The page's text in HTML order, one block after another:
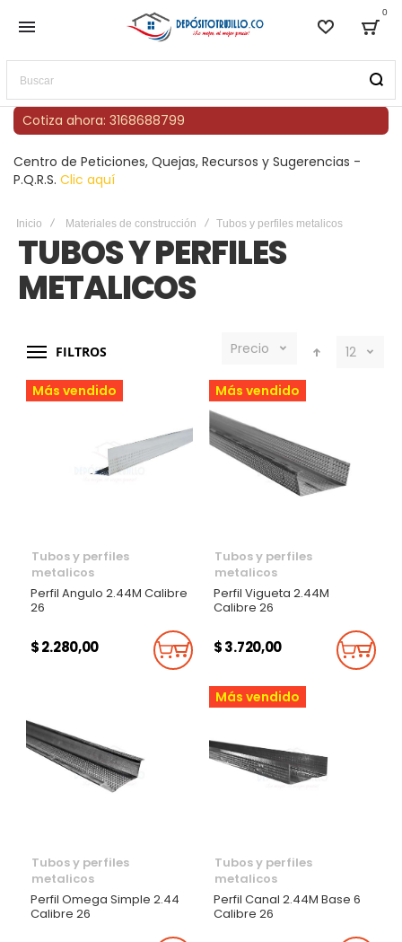
Lista de
0
Buscar
Cotiza ahora: 3168688799
Centro de Peticiones, Quejas, Recursos y Sugerencias -
P.Q.R.S. Clic aquí
Inicio Materiales de construcción Tubos y perfiles metalicos
TUBOS Y PERFILES
METALICOS
FILTROS Precio 12
Más vendido
Tubos y perfiles
metalicos
Perfil Angulo 2.44M Calibre
26
$ 2.280,00 Añadir Al Carrito
Más vendido
Tubos y perfiles
metalicos
Perfil Vigueta 2.44M
Calibre 26
$ 3.720,00
Tubos y perfiles
metalicos
Perfil Omega Simple 2.44
Calibre 26
Más vendido
Tubos y perfiles
metalicos
Perfil Canal 2.44M Base 6
Calibre 26